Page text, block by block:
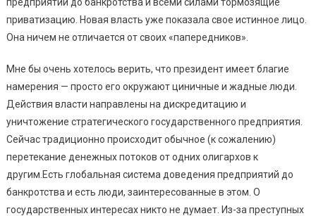
приватизацию. Новая власть уже показала свое истинное лицо.
Она ничем не отличается от своих «папередников».
Мне бы очень хотелось верить, что президент имеет благие
намерения — просто его окружают циничные и жадные люди.
Действия власти направлены на дискредитацию и
уничтожение стратегического государственного предприятия.
Сейчас традиционно происходит обычное (к сожалению)
перетекание денежных потоков от одних олигархов к
другим.Есть глобальная система доведения предприятий до
банкротства и есть люди, заинтересованные в этом. О
государственных интересах никто не думает. Из-за преступных